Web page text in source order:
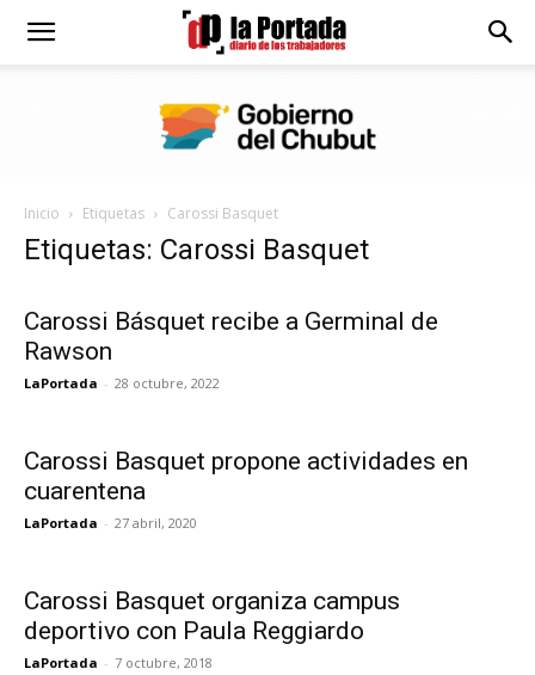
Diario
Portada
Inicio Etiquetas Carossi Basquet
Etiquetas: Carossi Basquet
Carossi Básquet recibe a Germinal de
Rawson
LaPortada - 28 octubre, 2022
Carossi Basquet propone actividades en
cuarentena
LaPortada - 27 abril, 2020
Carossi Basquet organiza campus
deportivo con Paula Reggiardo
LaPortada - 7 octubre, 2018